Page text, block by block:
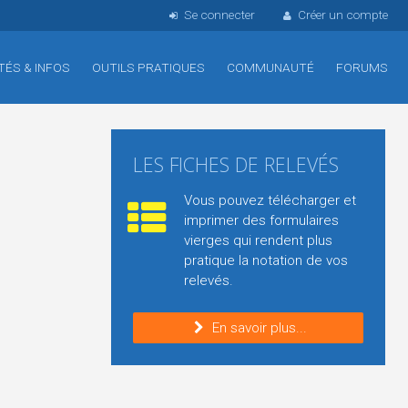
Se connecter Créer un compte
& INFOS OUTILS PRATIQUES COMMUNAUTÉ FORUMS
LES FICHES DE RELEVÉS
Vous pouvez télécharger et
imprimer des formulaires
vierges qui rendent plus
pratique la notation de vos
relevés.
En savoir plus...